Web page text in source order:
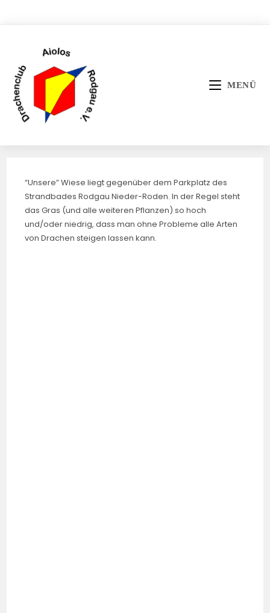
Inhalt
MENÜ
“Unsere” Wiese liegt gegenüber dem Parkplatz des
Strandbades Rodgau Nieder-Roden. In der Regel steht
das Gras (und alle weiteren Pflanzen) so hoch
und/oder niedrig, dass man ohne Probleme alle Arten
von Drachen steigen lassen kann.